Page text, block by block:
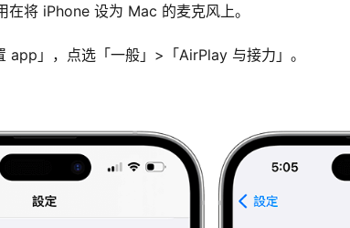
在将 iPhone 设为 Mac 的麦克风上。
app」，点选「一般」>「AirPlay 与接力」。